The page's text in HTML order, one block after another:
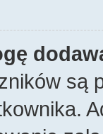
są